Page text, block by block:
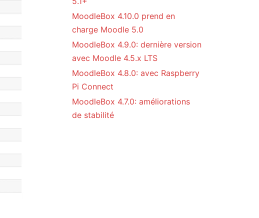
MoodleBox 4.10.0 prend en
charge Moodle 5.0
MoodleBox 4.9.0: dernière version
avec Moodle 4.5.x LTS
MoodleBox 4.8.0: avec Raspberry
Pi Connect
MoodleBox 4.7.0: améliorations
de stabilité